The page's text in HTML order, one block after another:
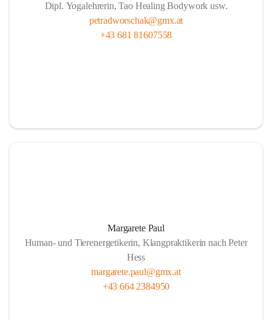
Dipl. Yogalehrerin, Tao Healing Bodywork usw.
petradworschak@gmx.at
+43 681 81607558
Margarete Paul
Human- und Tierenergetikerin, Klangpraktikerin nach Peter
Hess
margarete.paul@gmx.at
+43 664 2384950